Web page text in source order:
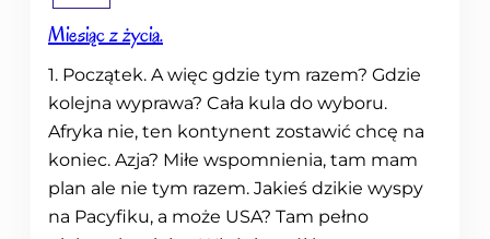
Miesiąc z życia.
1. Początek. A więc gdzie tym razem? Gdzie
kolejna wyprawa? Cała kula do wyboru.
Afryka nie, ten kontynent zostawić chcę na
koniec. Azja? Miłe wspomnienia, tam mam
plan ale nie tym razem. Jakieś dzikie wyspy
na Pacyfiku, a może USA? Tam pełno